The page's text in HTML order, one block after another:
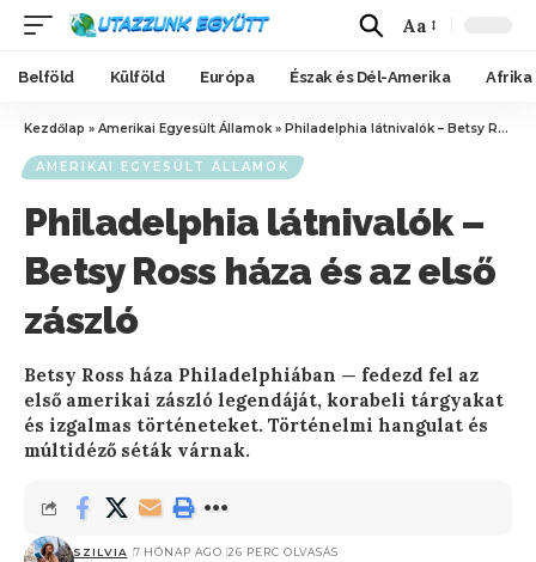
Aa
Belföld Külföld Európa Észak és Dél-Amerika Afrika
Kezdőlap » Amerikai Egyesült Államok » Philadelphia látnivalók – Betsy Ross háza és az első zászló
AMERIKAI EGYESÜLT ÁLLAMOK
Philadelphia látnivalók –
Betsy Ross háza és az első
zászló
Betsy Ross háza Philadelphiában — fedezd fel az
első amerikai zászló legendáját, korabeli tárgyakat
és izgalmas történeteket. Történelmi hangulat és
múltidéző séták várnak.
SZILVIA 7 HÓNAP AGO 26 PERC OLVASÁS